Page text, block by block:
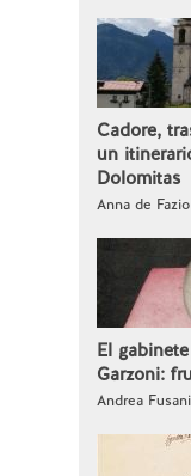
Cadore,
un
Dolomitas
Anna de
El
Garzoni:
Andrea